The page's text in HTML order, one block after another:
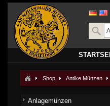
Shop Antike Münzen
Anlagemünzen